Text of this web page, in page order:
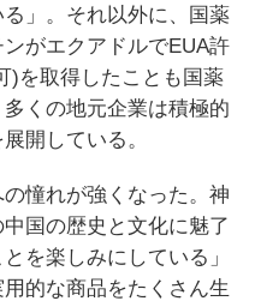
」。それ以外に、国薬
がエクアドルでEUA許
)を取得したことも国薬
くの地元企業は積極的
開している。
の憧れが強くなった。神
国の歴史と文化に魅了
を楽しみにしている」
的な商品をたくさん生